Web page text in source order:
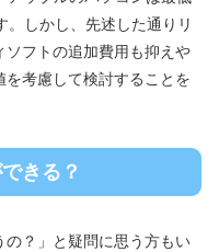
。しかし、先述した通りリ
ソフトの追加費用も抑えや
考慮して検討することを
きる？
の？」と疑問に思う方もい